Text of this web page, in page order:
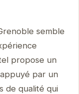
semble
propose un
par un
de qualité qui